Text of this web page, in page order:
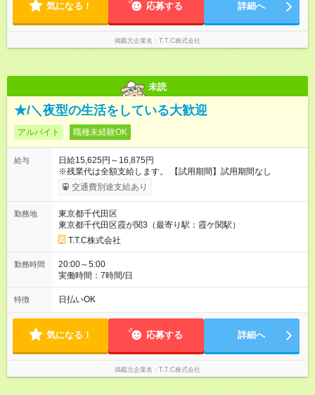
気になる！ 応募する 詳細へ
掲載元企業名 T.T.C株式会社
未読
★/＼夜型の生活をしている大歓迎
アルバイト 職種未経験OK
給与
日給15,625円～16,875円
※残業代は全額支給します。 【試用期間】試用期間なし
交通費別途支給あり
勤務地
東京都千代田区
東京都千代田区霞が関3（最寄り駅：霞ケ関駅）
T.T.C株式会社
勤務時間
20:00～5:00
実働時間：7時間/日
特徴 日払いOK
気になる！ 応募する 詳細へ
掲載元企業名 T.T.C株式会社